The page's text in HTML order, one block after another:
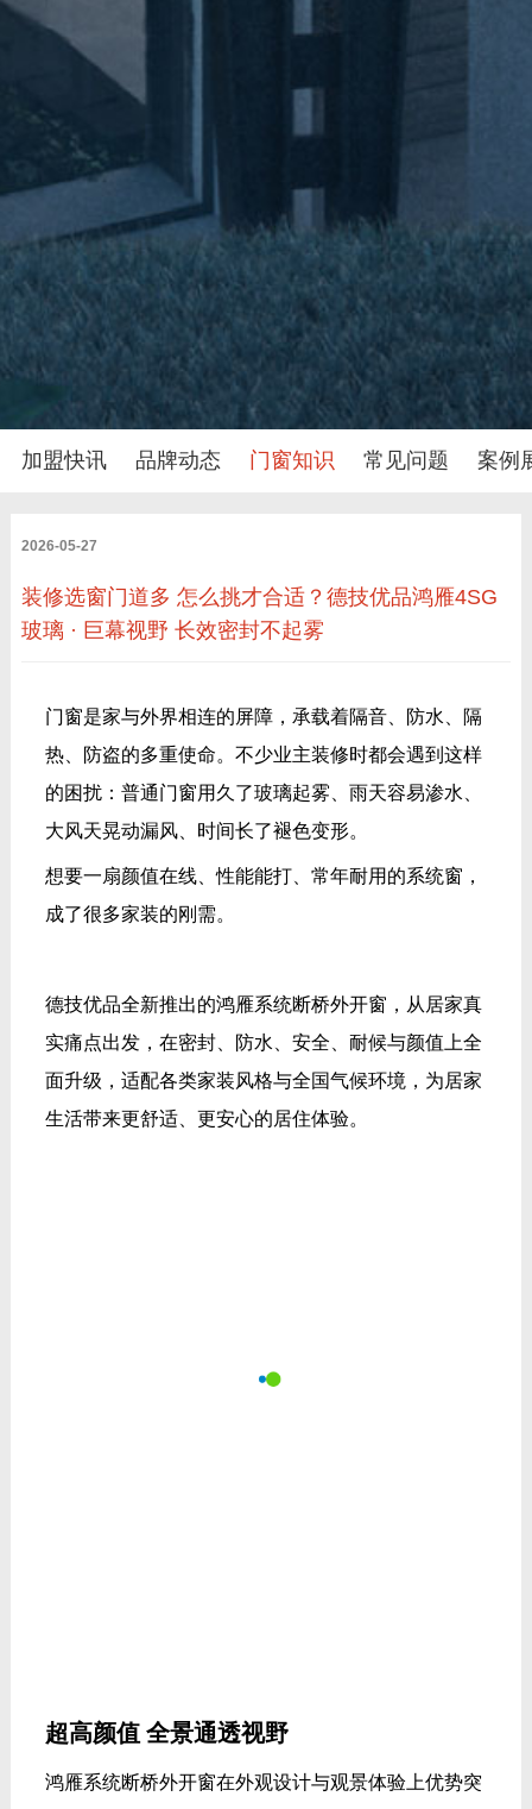
加盟快讯 品牌动态 门窗知识 常见问题 案例
2026-05-27
装修选窗门道多 怎么挑才合适？德技优品鸿雁4SG
玻璃 · 巨幕视野 长效密封不起雾
门窗是家与外界相连的屏障，承载着隔音、防水、隔
热、防盗的多重使命。不少业主装修时都会遇到这样
的困扰：普通门窗用久了玻璃起雾、雨天容易渗水、
大风天晃动漏风、时间长了褪色变形。
想要一扇颜值在线、性能能打、常年耐用的系统窗，
成了很多家装的刚需。
德技优品全新推出的鸿雁系统断桥外开窗，从居家真
实痛点出发，在密封、防水、安全、耐候与颜值上全
面升级，适配各类家装风格与全国气候环境，为居家
生活带来更舒适、更安心的居住体验。
超高颜值 全景通透视野
鸿雁系统断桥外开窗在外观设计与观景体验上优势突